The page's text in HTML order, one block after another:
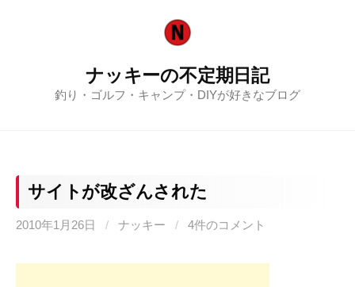
ナッキーの不定期日記
釣り・ゴルフ・キャンプ・DIYが好きなブログ
サイトが改ざんされた
2010年1月26日 / ナッキー / 4件のコメント